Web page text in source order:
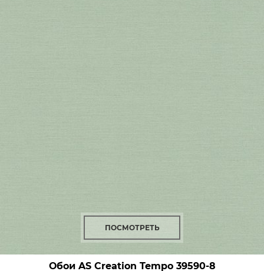
ПОСМОТРЕТЬ
Обои AS Creation Tempo39590-8